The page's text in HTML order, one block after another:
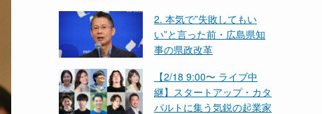
2. 本気で”失敗してもい
い”と言った前・広島県知
事の県政改革
【2/18 9:00〜 ライブ中
継】スタートアップ・カタ
パルトに集う気鋭の起業家